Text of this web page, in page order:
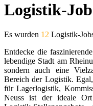
Logistik-
Es wurden 12 Logistik-
Entdecke die
lebendige Stadt am
sondern auch eine
Bereich der Logistik.
für Lagerlogistik,
Neuss ist der ideale